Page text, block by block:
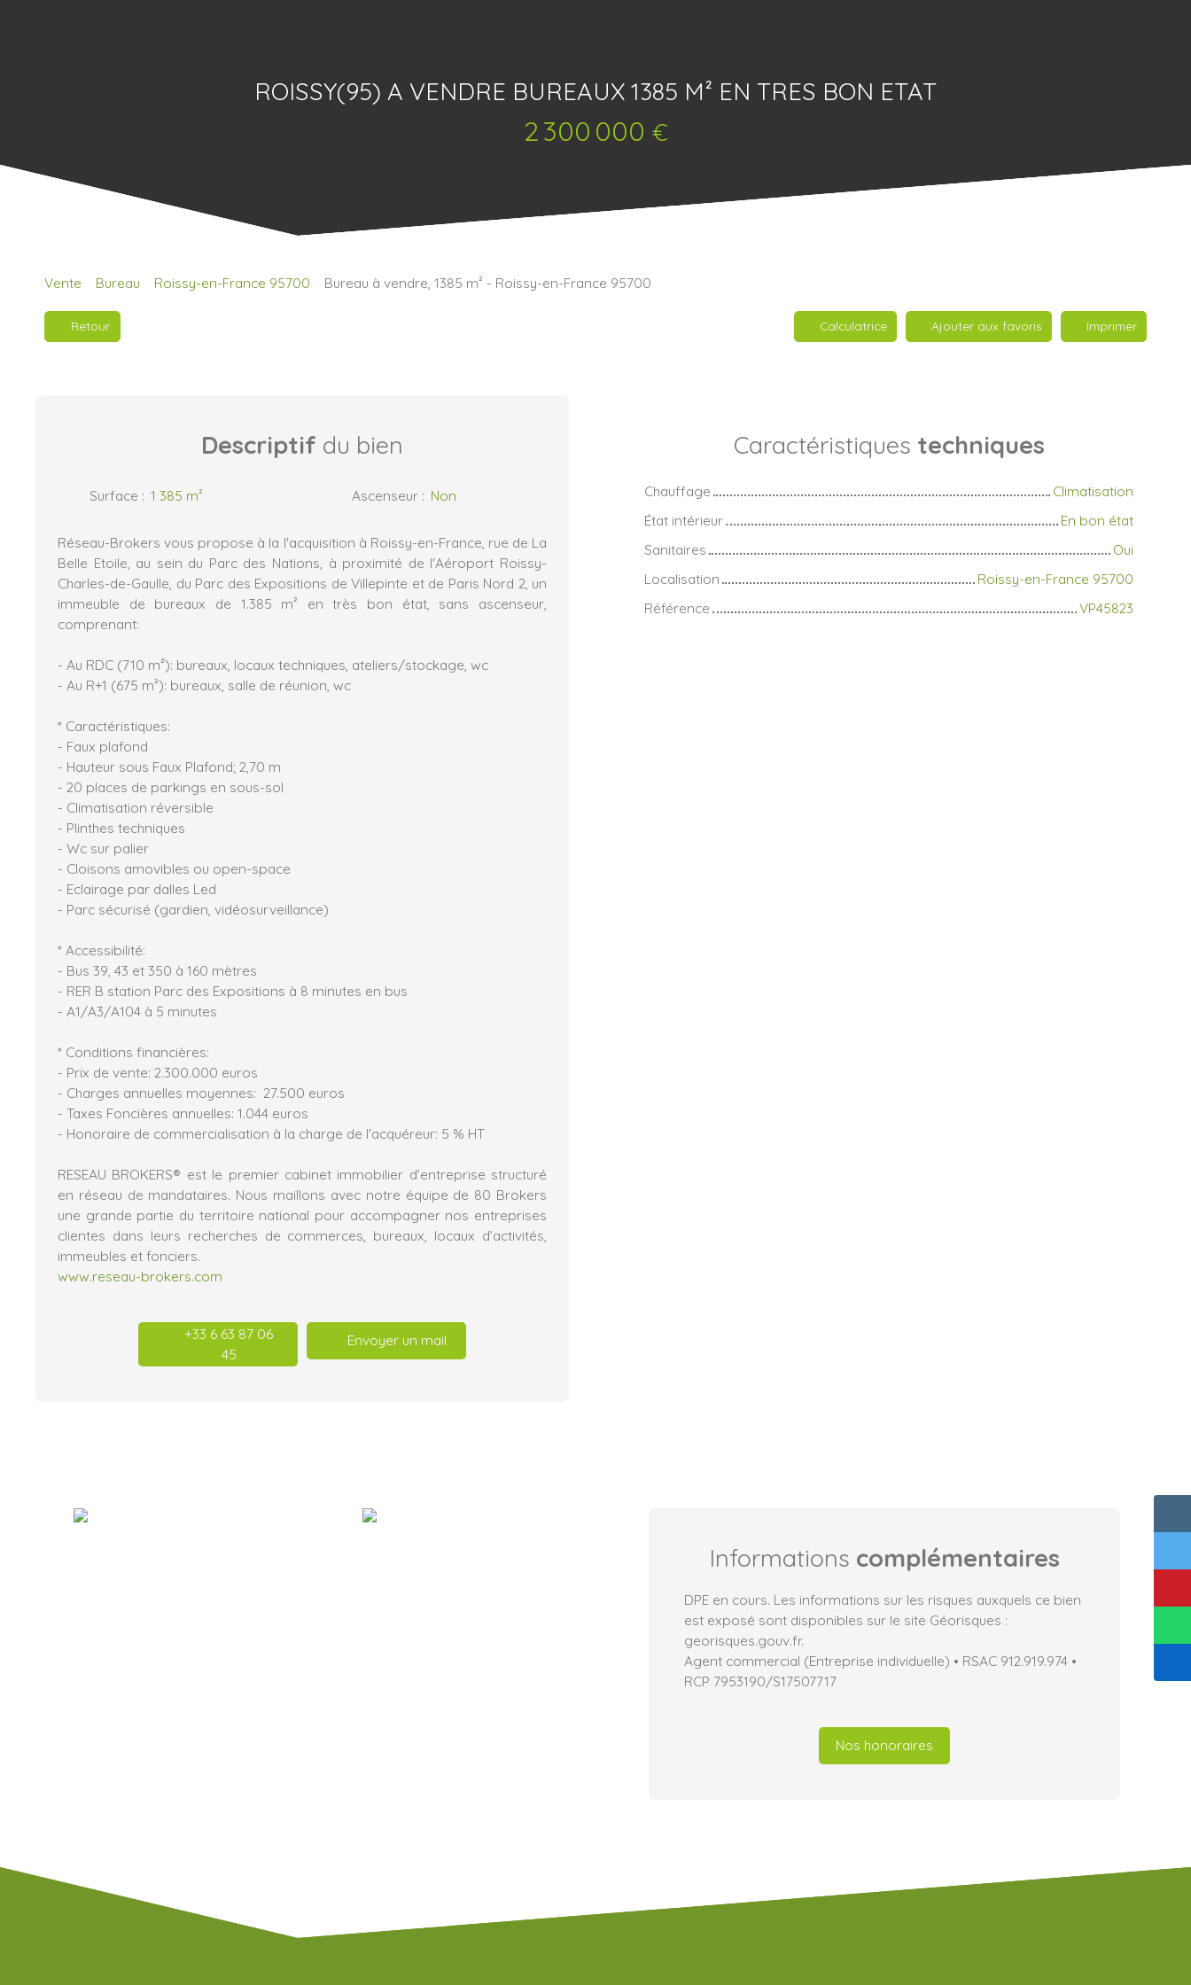
ROISSY(95) A VENDRE BUREAUX 1385 M² EN TRES BON ETAT
2 300 000 €
Vente Bureau Roissy-en-France 95700 Bureau à vendre, 1385 m² - Roissy-en-France 95700
Retour Calculatrice Ajouter aux favoris Imprimer
Descriptif du bien
Surface : 1 385 m² Ascenseur : Non
Réseau-Brokers vous propose à la l'acquisition à Roissy-en-France, rue de La
Belle Etoile, au sein du Parc des Nations, à proximité de l'Aéroport Roissy-
Charles-de-Gaulle, du Parc des Expositions de Villepinte et de Paris Nord 2, un
immeuble de bureaux de 1.385 m² en très bon état, sans ascenseur,
comprenant:
- Au RDC (710 m²): bureaux, locaux techniques, ateliers/stockage, wc
- Au R+1 (675 m²): bureaux, salle de réunion, wc
* Caractéristiques:
- Faux plafond
- Hauteur sous Faux Plafond; 2,70 m
- 20 places de parkings en sous-sol
- Climatisation réversible
- Plinthes techniques
- Wc sur palier
- Cloisons amovibles ou open-space
- Eclairage par dalles Led
- Parc sécurisé (gardien, vidéosurveillance)
* Accessibilité:
- Bus 39, 43 et 350 à 160 mètres
- RER B station Parc des Expositions à 8 minutes en bus
- A1/A3/A104 à 5 minutes
* Conditions financières:
- Prix de vente: 2.300.000 euros
- Charges annuelles moyennes: 27.500 euros
- Taxes Foncières annuelles: 1.044 euros
- Honoraire de commercialisation à la charge de l'acquéreur: 5 % HT
RESEAU BROKERS® est le premier cabinet immobilier d’entreprise structuré
en réseau de mandataires. Nous maillons avec notre équipe de 80 Brokers
une grande partie du territoire national pour accompagner nos entreprises
clientes dans leurs recherches de commerces, bureaux, locaux d’activités,
immeubles et fonciers.
www.reseau-brokers.com
+33 6 63 87 06
45
Envoyer un mail
Caractéristiques techniques
Chauffage
Climatisation
État intérieur
En bon état
Sanitaires
Oui
Localisation
Roissy-en-France 95700
Référence
VP45823
Informations complémentaires
DPE en cours. Les informations sur les risques auxquels ce bien
est exposé sont disponibles sur le site Géorisques :
georisques.gouv.fr.
Agent commercial (Entreprise individuelle) • RSAC 912.919.974 •
RCP 7953190/S17507717
Nos honoraires